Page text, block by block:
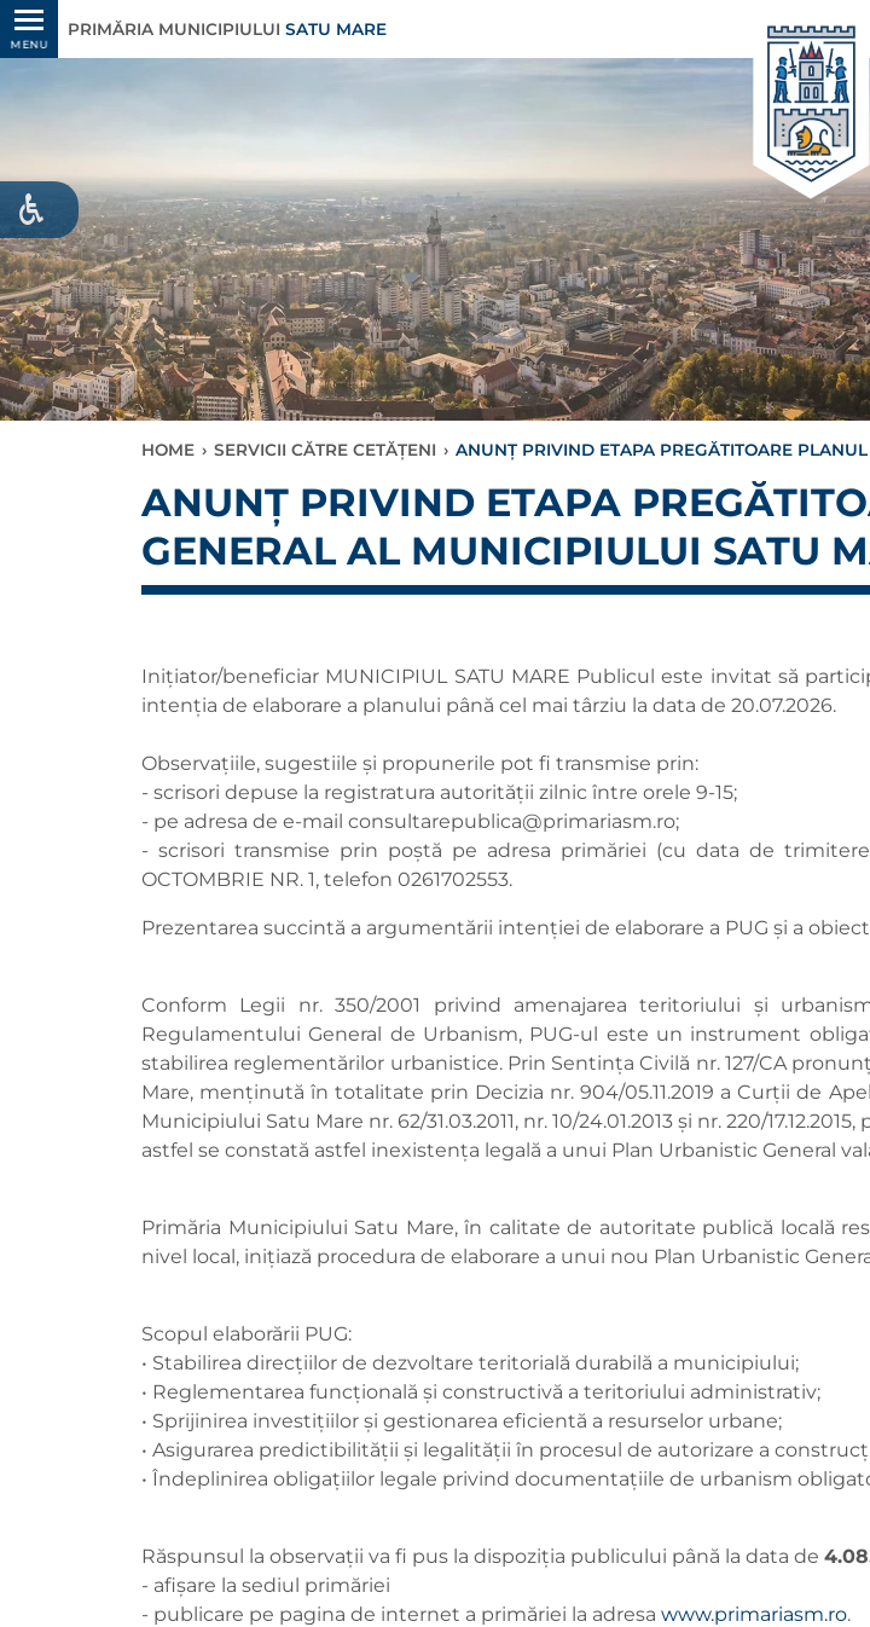
MENU
PRIMĂRIA MUNICIPIULUI SATU MARE
HOME › SERVICII CĂTRE CETĂȚENI › ANUNŢ PRIVIND ETAPA PREGĂTITOARE
ANUNŢ PRIVIND ETAPA
GENERAL AL MUNICIPIULUI SATU
Inițiator/beneficiar MUNICIPIUL SATU MARE Publicul este invitat să
intenţia de elaborare a planului până cel mai târziu la data de 20.07.2026.
Observaţiile, sugestiile şi propunerile pot fi transmise prin:
- scrisori depuse la registratura autorităţii zilnic între orele 9-15;
- pe adresa de e-mail consultarepublica@primariasm.ro;
- scrisori transmise prin poştă pe adresa primăriei (cu data de
OCTOMBRIE NR. 1, telefon 0261702553.
Prezentarea succintă a argumentării intenției de elaborare a PUG şi a
Conform Legii nr. 350/2001 privind amenajarea teritoriului și
Regulamentului General de Urbanism, PUG-ul este un instrument
stabilirea reglementărilor urbanistice. Prin Sentința Civilă nr. 127/CA
Mare, menținută în totalitate prin Decizia nr. 904/05.11.2019 a Curții de
Municipiului Satu Mare nr. 62/31.03.2011, nr. 10/24.01.2013 și nr. 220/
astfel se constată astfel inexistența legală a unui Plan Urbanistic General
Primăria Municipiului Satu Mare, în calitate de autoritate publică locală
nivel local, inițiază procedura de elaborare a unui nou Plan Urbanistic
Scopul elaborării PUG:
• Stabilirea direcțiilor de dezvoltare teritorială durabilă a municipiului;
• Reglementarea funcțională și constructivă a teritoriului administrativ;
• Sprijinirea investițiilor și gestionarea eficientă a resurselor urbane;
• Asigurarea predictibilității și legalității în procesul de autorizare a
• Îndeplinirea obligațiilor legale privind documentațiile de urbanism
Răspunsul la observaţii va fi pus la dispoziţia publicului până la data de
- afişare la sediul primăriei
- publicare pe pagina de internet a primăriei la adresa www.primariasm.ro.